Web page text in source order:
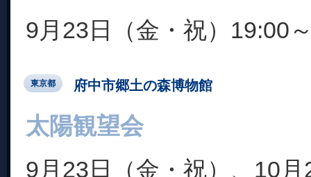
9月23日（金・祝）19:00
東京都 府中市郷土の森博物館
太陽観望会
9月23日（金・祝）、10